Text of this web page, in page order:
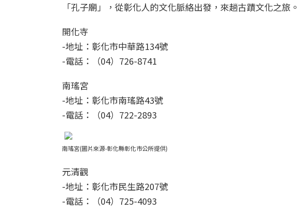
「孔子廟」，從彰化人的文化脈絡出發，來趟古蹟文化之旅。
開化寺
-地址：彰化市中華路134號
-電話：（04）726-8741
南瑤宮
-地址：彰化市南瑤路43號
-電話：（04）722-2893
南瑤宮(圖片來源-彰化縣彰化市公所提供)
元清觀
-地址：彰化市民生路207號
-電話：（04）725-4093